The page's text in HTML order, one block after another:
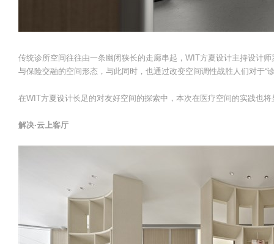
传统诊所空间往往由一条幽闭狭长的走廊串起，WIT方夏设计主持设计
与保险交融的空间形态，与此同时，也通过改变空间调性战胜人们对于“
在WIT方夏设计长足的对友好空间的探索中，本次在医疗空间的实践也
解决·云上客厅